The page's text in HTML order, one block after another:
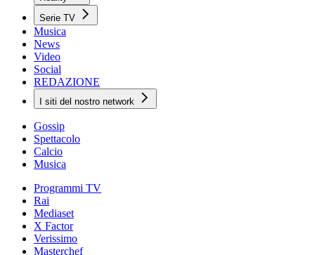
Serie TV
Musica
News
Video
Social
REDAZIONE
I siti del nostro network
Gossip
Spettacolo
Calcio
Musica
Programmi TV
Rai
Mediaset
X Factor
Verissimo
Masterchef